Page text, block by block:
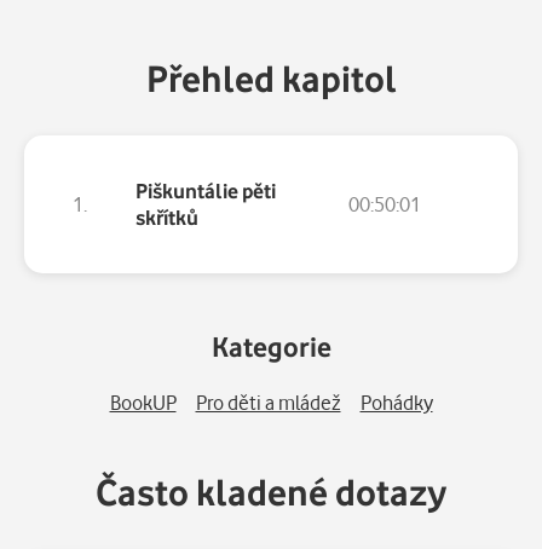
Přehled kapitol
1.
Piškuntálie pěti
skřítků
00:50:01
Kategorie
BookUP Pro děti a mládež Pohádky
Často kladené dotazy